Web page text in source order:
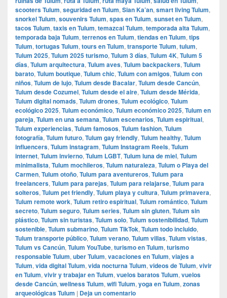
scooters Tulum, seguridad en Tulum, Sian Ka’an, smart living Tulum,
snorkel Tulum, souvenirs Tulum, spas en Tulum, sunset en Tulum,
tacos Tulum, taxis en Tulum, temazcal Tulum, temporada alta Tulum,
temporada baja Tulum, terrenos en Tulum, tiendas en Tulum, tips
Tulum, tortugas Tulum, tours en Tulum, transporte Tulum, tulum,
Tulum 2025, Tulum 2025 turismo, Tulum 3 días, Tulum 4K, Tulum 5
días, Tulum arquitectura, Tulum aves, Tulum backpackers, Tulum
barato, Tulum boutique, Tulum chic, Tulum con amigos, Tulum con
niños, Tulum de lujo, Tulum desde Bacalar, Tulum desde Cancún,
Tulum desde Cozumel, Tulum desde el aire, Tulum desde Mérida,
Tulum digital nomads, Tulum drones, Tulum ecológico, Tulum
ecológico 2025, Tulum económico, Tulum económico 2025, Tulum en
pareja, Tulum en una semana, Tulum escenarios, Tulum espiritual,
Tulum experiencias, Tulum famosos, Tulum fashion, Tulum
fotografía, Tulum futuro, Tulum gay friendly, Tulum healthy, Tulum
influencers, Tulum instagram, Tulum Instagram Reels, Tulum
internet, Tulum invierno, Tulum LGBT, Tulum luna de miel, Tulum
minimalista, Tulum mochileros, Tulum naturaleza, Tulum o Playa del
Carmen, Tulum otoño, Tulum para aventureros, Tulum para
freelancers, Tulum para parejas, Tulum para relajarse, Tulum para
solteros, Tulum pet friendly, Tulum playa y cultura, Tulum primavera,
Tulum remote work, Tulum retiro espiritual, Tulum romántico, Tulum
secreto, Tulum seguro, Tulum series, Tulum sin gluten, Tulum sin
plástico, Tulum sin turistas, Tulum solo, Tulum sostenibilidad, Tulum
sostenible, Tulum submarino, Tulum TikTok, Tulum todo incluido,
Tulum transporte público, Tulum verano, Tulum villas, Tulum vistas,
Tulum vs Cancún, Tulum YouTube, turismo en Tulum, turismo
responsable Tulum, uber Tulum, vacaciones en Tulum, viajes a
Tulum, vida digital Tulum, vida nocturna Tulum, videos de Tulum, vivir
en Tulum, vivir y trabajar en Tulum, vuelos baratos Tulum, vuelos
desde Cancún, wellness Tulum, wifi Tulum, yoga en Tulum, zonas
arqueológicas Tulum | Deja un comentario